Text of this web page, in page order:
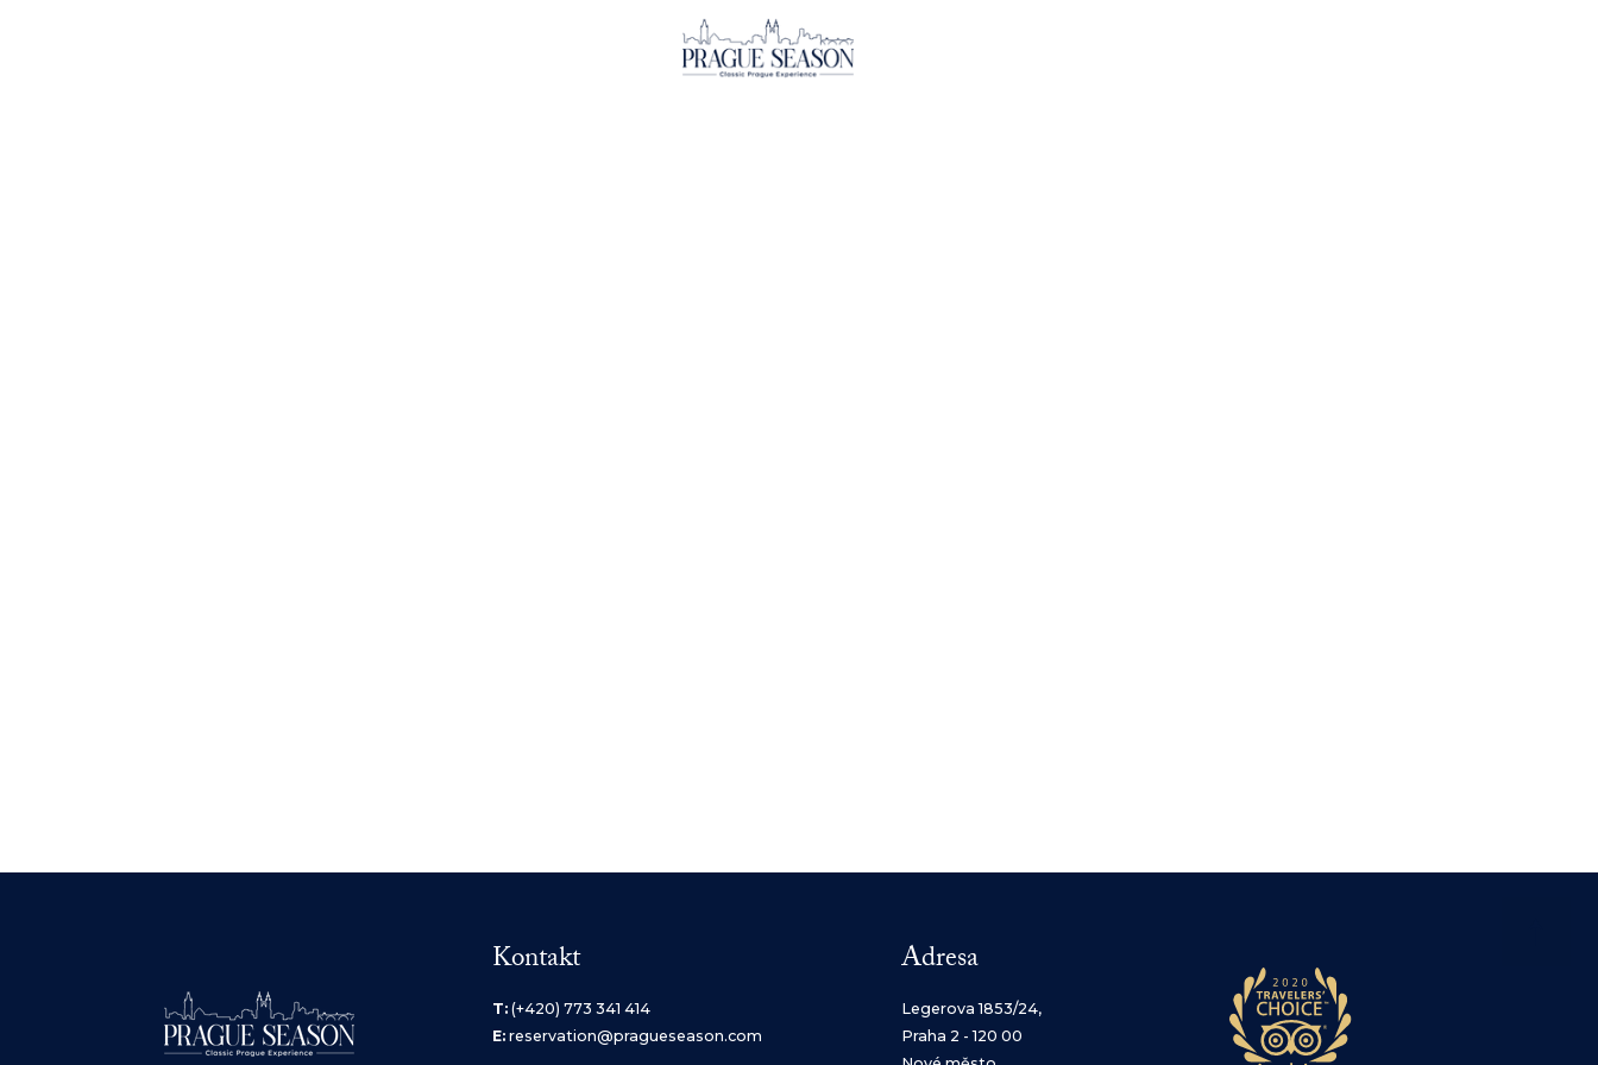
Kontakt
T: (+420) 773 341 414
E: reservation@pragueseason.com
Adresa
Legerova 1853/24,
Praha 2 - 120 00